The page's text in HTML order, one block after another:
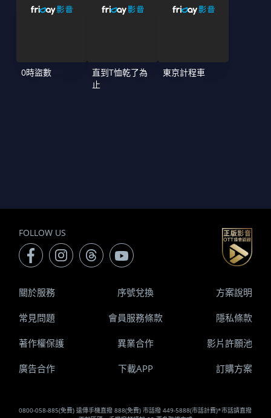
0時盜數
直到T恤乾了為
止
東京計程車
FOLLOW US
0800-058-885(免費) 遠傳手機直撥 888(免費) 市話撥 449-5888(市話計費)*市話請直撥
關於服務 序號兌換 方案說明
常見問題 會員服務條款 隱私條款
著作權保護 異業合作 影片許願池
廣告合作 下載APP 訂購方案